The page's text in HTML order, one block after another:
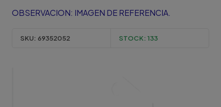
OBSERVACION: IMAGEN DE REFERENCIA.
SKU: 69352052 STOCK: 133